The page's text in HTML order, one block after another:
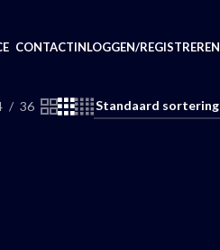
CONTACTINLOGGEN/REGISTREREN
36